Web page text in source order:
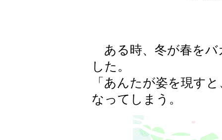
ある時、冬が春をバ
した。
「あんたが姿を現す
なってしまう。